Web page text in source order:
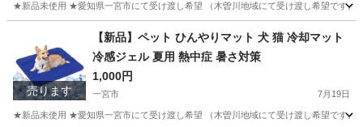
★新品未使用 ★愛知県一宮市にて受け渡し希望 （木曽川地域にて受け渡し希望です
その他 車体
売ります
【新品】ペット ひんやりマット 犬 猫 冷却マット
冷感ジェル 夏用 熱中症 暑さ対策
1,000円
一宮市 7月19日
★新品未使用 ★愛知県一宮市にて受け渡し希望 （木曽川地域にて受け渡し希望です